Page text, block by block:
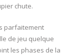
chute.
parfaitement
de jeu quelque
les phases de la